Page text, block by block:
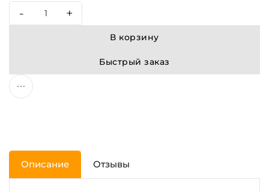
- +
В корзину
Быстрый заказ
Описание Отзывы